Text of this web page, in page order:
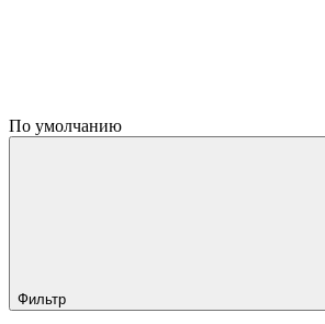
По умолчанию
Фильтр